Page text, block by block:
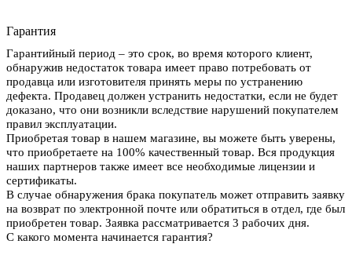
Гарантия
Гарантийный период – это срок, во время которого клиент,
обнаружив недостаток товара имеет право потребовать от
продавца или изготовителя принять меры по устранению
дефекта. Продавец должен устранить недостатки, если не будет
доказано, что они возникли вследствие нарушений покупателем
правил эксплуатации.
Приобретая товар в нашем магазине, вы можете быть уверены,
что приобретаете на 100% качественный товар. Вся продукция
наших партнеров также имеет все необходимые лицензии и
сертификаты.
В случае обнаружения брака покупатель может отправить заявку
на возврат по электронной почте или обратиться в отдел, где был
приобретен товар. Заявка рассматривается 3 рабочих дня.
С какого момента начинается гарантия?